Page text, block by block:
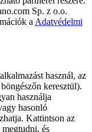
Sp. z o.o.
a Adatvédelmi
használ, az
keresztül).
használja
hasonló
Kattintson az
és